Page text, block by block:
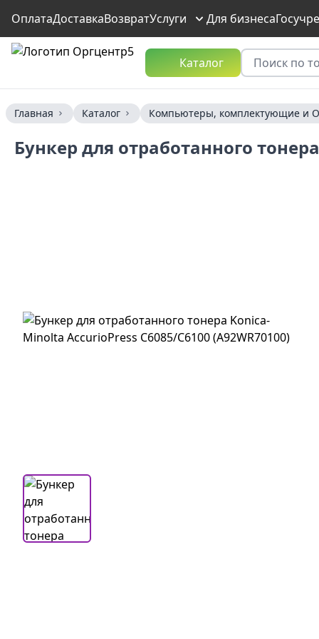
ОплатаДоставкаВозвратУслуги Для бизнеса
Каталог
Главная Каталог Компьютеры, комплектующие и
Бункер для отработанного